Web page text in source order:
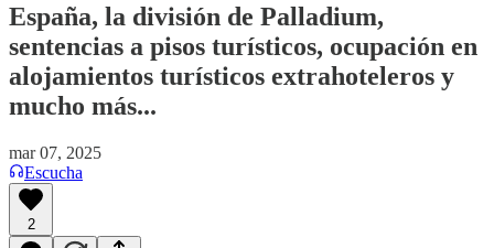
España, la división de Palladium,
sentencias a pisos turísticos, ocupación en
alojamientos turísticos extrahoteleros y
mucho más...
mar 07, 2025
Escucha
2